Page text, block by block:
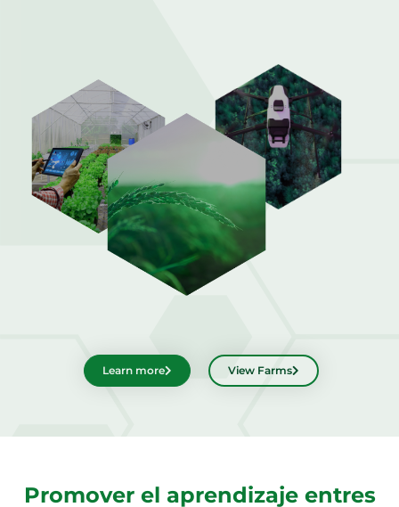
Română Srpski jezik
SlovenčinaSlovenščina
Svenska
Learn more View Farms
Promover el aprendizaje entres